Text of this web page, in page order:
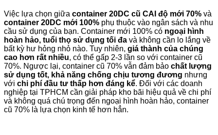
Việc lựa chọn giữa container 20DC cũ CAI độ mới 70% và
container 20DC mới 100% phụ thuộc vào ngân sách và nhu
cầu sử dụng của bạn. Container mới 100% có ngoại hình
hoàn hảo, tuổi thọ sử dụng tối đa và không cần lo lắng về
bất kỳ hư hỏng nhỏ nào. Tuy nhiên, giá thành của chúng
cao hơn rất nhiều, có thể gấp 2-3 lần so với container cũ
70%. Ngược lại, container cũ 70% vẫn đảm bảo chất lượng
sử dụng tốt, khả năng chống chịu tương đương nhưng
với chi phí đầu tư thấp hơn đáng kể. Đối với các doanh
nghiệp tại TPHCM cần giải pháp kho bãi hiệu quả về chi phí
và không quá chú trọng đến ngoại hình hoàn hảo, container
cũ 70% là lựa chọn kinh tế hơn hẳn.